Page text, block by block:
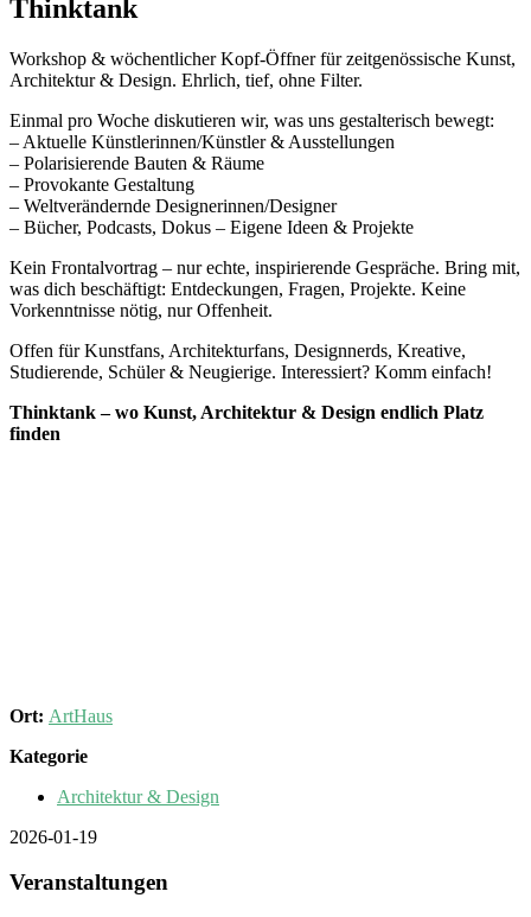
Thinktank
Workshop & wöchentlicher Kopf-Öffner für zeitgenössische Kunst,
Architektur & Design. Ehrlich, tief, ohne Filter.
Einmal pro Woche diskutieren wir, was uns gestalterisch bewegt:
– Aktuelle Künstlerinnen/Künstler & Ausstellungen
– Polarisierende Bauten & Räume
– Provokante Gestaltung
– Weltverändernde Designerinnen/Designer
– Bücher, Podcasts, Dokus – Eigene Ideen & Projekte
Kein Frontalvortrag – nur echte, inspirierende Gespräche. Bring mit,
was dich beschäftigt: Entdeckungen, Fragen, Projekte. Keine
Vorkenntnisse nötig, nur Offenheit.
Offen für Kunstfans, Architekturfans, Designnerds, Kreative,
Studierende, Schüler & Neugierige. Interessiert? Komm einfach!
Thinktank – wo Kunst, Architektur & Design endlich Platz
finden
Ort: ArtHaus
Kategorie
Architektur & Design
2026-01-19
Veranstaltungen